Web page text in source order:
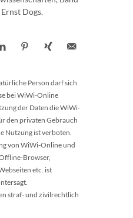
Dogs.
Person darf sich
bei WiWi-Online
der Daten die WiWi-
den privaten Gebrauch
Nutzung ist verboten.
von WiWi-Online und
Browser,
etc. ist
straf- und zivilrechtlich